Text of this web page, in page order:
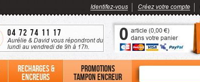
Identifez-vous Créez votre compte
04 72 74 11 17
Aurélie & David vous répondront du
lundi au vendredi de 9h à 17h.
0 article (0,00 €)
dans votre panier
Recharges &
Encreurs
Promotions
tampon encreur